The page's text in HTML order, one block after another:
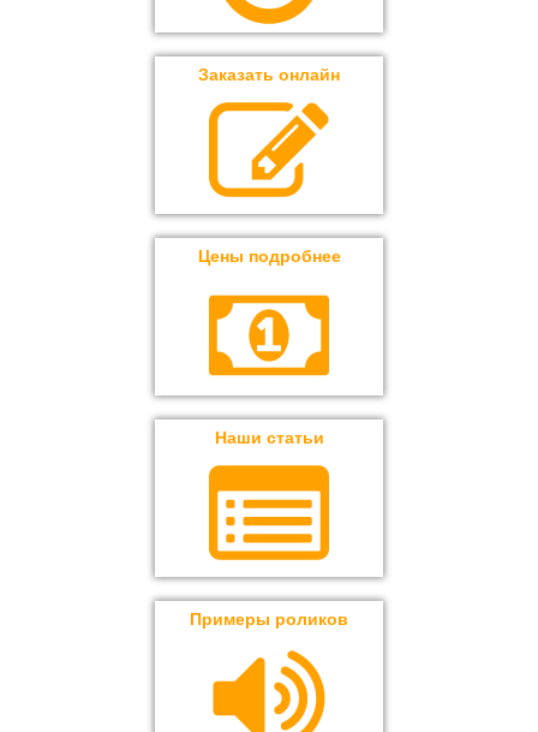
Заказать онлайн
Цены подробнее
Наши статьи
Примеры роликов